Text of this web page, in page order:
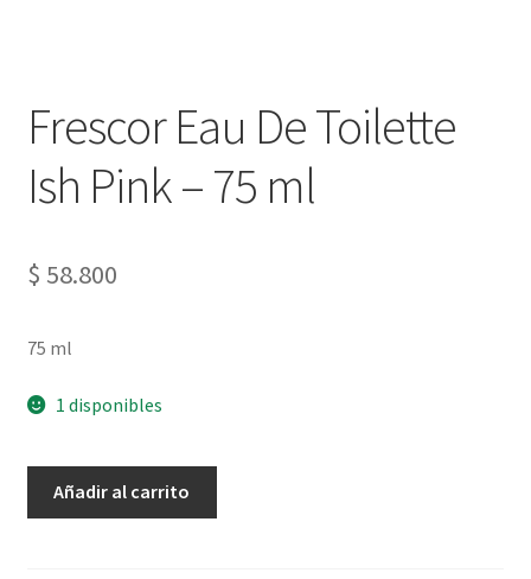
Frescor Eau De Toilette
Ish Pink – 75 ml
$ 58.800
75 ml
1 disponibles
Añadir al carrito